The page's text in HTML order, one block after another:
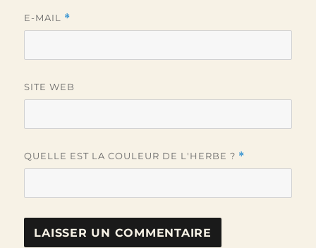
E-MAIL *
SITE WEB
QUELLE EST LA COULEUR DE L'HERBE ? *